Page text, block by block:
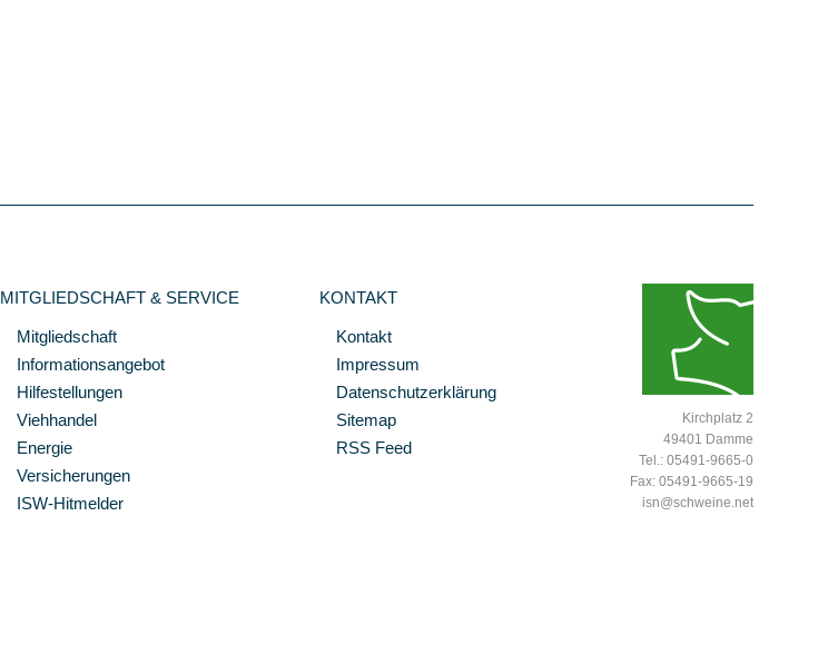
MITGLIEDSCHAFT & SERVICE
Mitgliedschaft
Informationsangebot
Hilfestellungen
Viehhandel
Energie
Versicherungen
ISW-Hitmelder
KONTAKT
Kontakt
Impressum
Datenschutzerklärung
Sitemap
RSS Feed
Kirchplatz 2
49401 Damme
Tel.: 05491-9665-0
Fax: 05491-9665-19
isn@schweine.net